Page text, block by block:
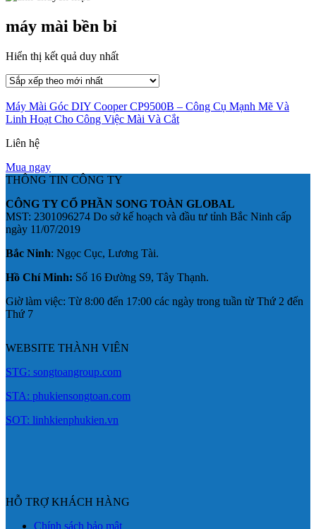
máy mài bền bỉ
Hiển thị kết quả duy nhất
Máy Mài Góc DIY Cooper CP9500B – Công Cụ Mạnh Mẽ Và
Linh Hoạt Cho Công Việc Mài Và Cắt
Liên hệ
Mua ngay
THÔNG TIN CÔNG TY
CÔNG TY CỔ PHẦN SONG TOÀN GLOBAL
MST: 2301096274 Do sở kế hoạch và đầu tư tỉnh Bắc Ninh cấp
ngày 11/07/2019
Bắc Ninh: Ngọc Cục, Lương Tài.
Hồ Chí Minh: Số 16 Đường S9, Tây Thạnh.
Giờ làm việc: Từ 8:00 đến 17:00 các ngày trong tuần từ Thứ 2 đến
Thứ 7
WEBSITE THÀNH VIÊN
STG: songtoangroup.com
STA: phukiensongtoan.com
SOT: linhkienphukien.vn
HỖ TRỢ KHÁCH HÀNG
Chính sách bảo mật